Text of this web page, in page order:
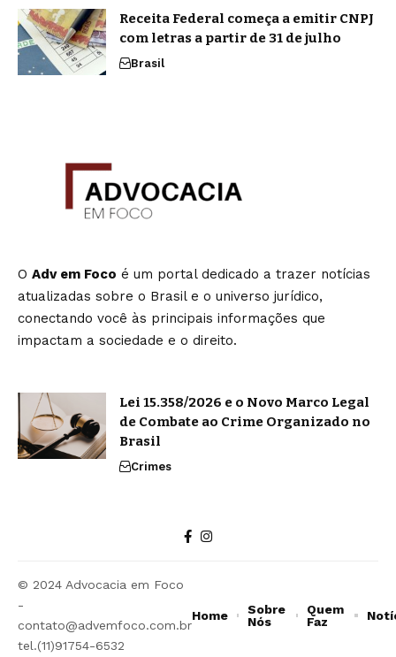
Receita Federal começa a emitir CNPJ
com letras a partir de 31 de julho
Brasil
O Adv em Foco é um portal dedicado a trazer notícias
atualizadas sobre o Brasil e o universo jurídico,
conectando você às principais informações que
impactam a sociedade e o direito.
Lei 15.358/2026 e o Novo Marco Legal
de Combate ao Crime Organizado no
Brasil
Crimes
© 2024 Advocacia em Foco
-
contato@advemfoco.com.br
tel.(11)91754-6532
Home
Sobre
Nós
Quem
Faz